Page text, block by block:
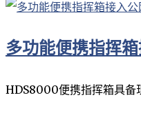
多功能便携指挥
HDS8000便携指挥箱具备